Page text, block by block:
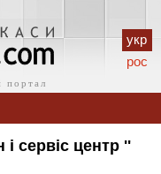
укр
рос
сервіс центр ''